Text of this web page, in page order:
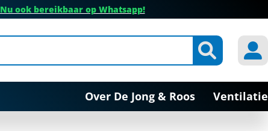
Nu ook bereikbaar op Whatsapp!
Over De Jong & Roos Ventilatie